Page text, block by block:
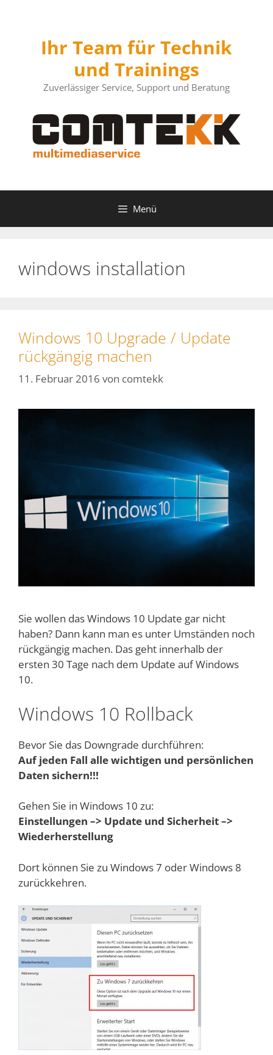
Ihr Team für Technik
und Trainings
Zuverlässiger Service, Support und Beratung
Menü
windows installation
Windows 10 Upgrade / Update
rückgängig machen
11. Februar 2016 von comtekk
Sie wollen das Windows 10 Update gar nicht
haben? Dann kann man es unter Umständen noch
rückgängig machen. Das geht innerhalb der
ersten 30 Tage nach dem Update auf Windows
10.
Windows 10 Rollback
Bevor Sie das Downgrade durchführen:
Auf jeden Fall alle wichtigen und persönlichen
Daten sichern!!!
Gehen Sie in Windows 10 zu:
Einstellungen –> Update und Sicherheit –>
Wiederherstellung
Dort können Sie zu Windows 7 oder Windows 8
zurückkehren.